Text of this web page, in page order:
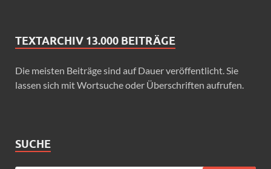
TEXTARCHIV 13.000 BEITRÄGE
Die meisten Beiträge sind auf Dauer veröffentlicht. Sie
lassen sich mit Wortsuche oder Überschriften aufrufen.
SUCHE